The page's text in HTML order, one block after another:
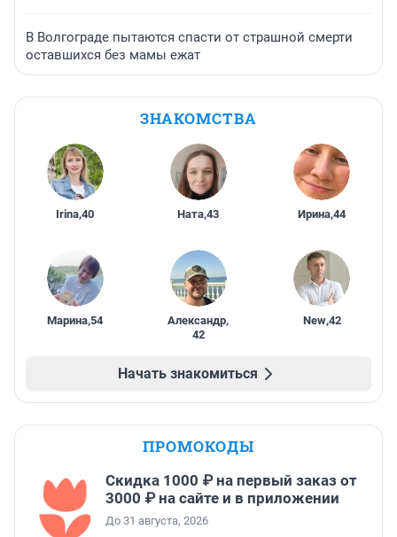
В Волгограде пытаются спасти от страшной смерти
оставшихся без мамы ежат
ЗНАКОМСТВА
Irina,40 Ната,43 Ирина,44
Марина,54 Александр,
42
New,42
Начать знакомиться
ПРОМОКОДЫ
Скидка 1000 ₽ на первый заказ от
3000 ₽ на сайте и в приложении
До 31 августа, 2026